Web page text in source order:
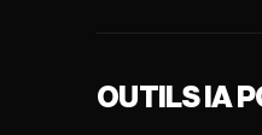
OUTILS IA